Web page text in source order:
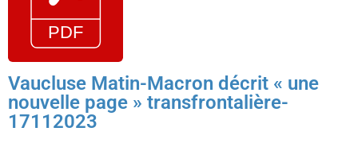
Vaucluse Matin-Macron décrit « une
nouvelle page » transfrontalière-
17112023